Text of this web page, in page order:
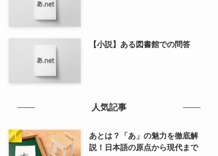
【小説】ある図書館での問答
人気記事
あとは？「あ」の魅力を徹底解
説！日本語の原点から現代まで